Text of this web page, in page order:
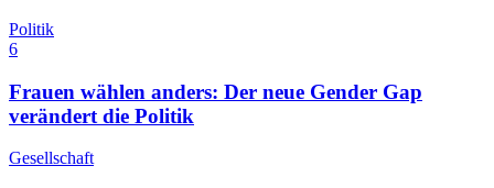
Politik
6
Frauen wählen anders: Der neue Gender Gap
verändert die Politik
Gesellschaft